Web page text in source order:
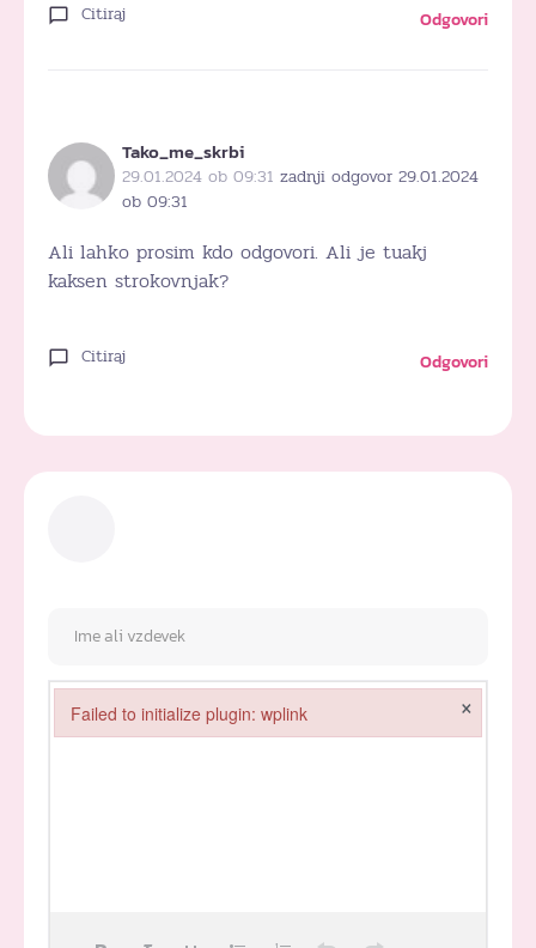
Citiraj Odgovori
Tako_me_skrbi
29.01.2024 ob 09:31 zadnji odgovor 29.01.2024
ob 09:31
Ali lahko prosim kdo odgovori. Ali je tuakj
kaksen strokovnjak?
Citiraj Odgovori
Failed to initialize plugin: wplink ×
Failed to initialize plugin: wplink